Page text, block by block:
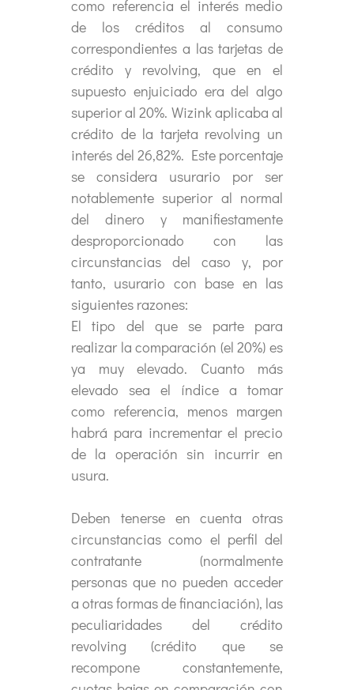
como referencia el interés medio
de los créditos al consumo
correspondientes a las tarjetas de
crédito y revolving, que en el
supuesto enjuiciado era del algo
superior al 20%. Wizink aplicaba al
crédito de la tarjeta revolving un
interés del 26,82%. Este porcentaje
se considera usurario por ser
notablemente superior al normal
del dinero y manifiestamente
desproporcionado con las
circunstancias del caso y, por
tanto, usurario con base en las
siguientes razones:
El tipo del que se parte para
realizar la comparación (el 20%) es
ya muy elevado. Cuanto más
elevado sea el índice a tomar
como referencia, menos margen
habrá para incrementar el precio
de la operación sin incurrir en
usura.
Deben tenerse en cuenta otras
circunstancias como el perfil del
contratante (normalmente
personas que no pueden acceder
a otras formas de financiación), las
peculiaridades del crédito
revolving (crédito que se
recompone constantemente,